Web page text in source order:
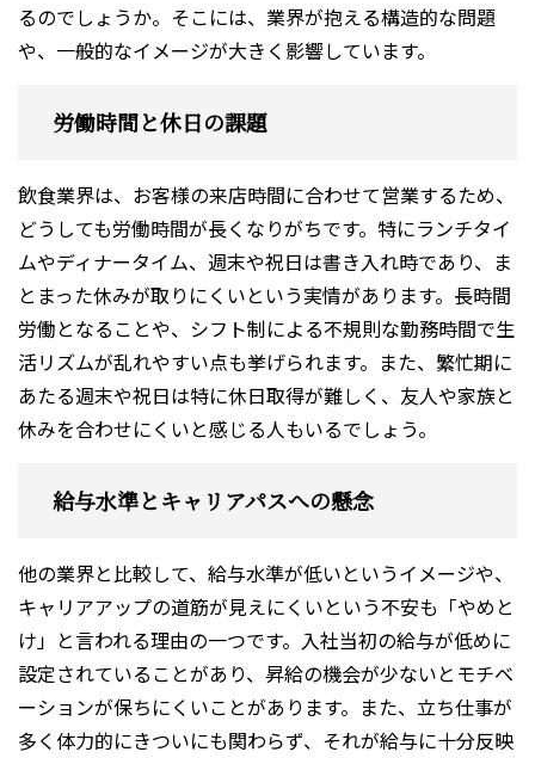
るのでしょうか。そこには、業界が抱える構造的な問題
や、一般的なイメージが大きく影響しています。
労働時間と休日の課題
飲食業界は、お客様の来店時間に合わせて営業するため、
どうしても労働時間が長くなりがちです。特にランチタイ
ムやディナータイム、週末や祝日は書き入れ時であり、ま
とまった休みが取りにくいという実情があります。長時間
労働となることや、シフト制による不規則な勤務時間で生
活リズムが乱れやすい点も挙げられます。また、繁忙期に
あたる週末や祝日は特に休日取得が難しく、友人や家族と
休みを合わせにくいと感じる人もいるでしょう。
給与水準とキャリアパスへの懸念
他の業界と比較して、給与水準が低いというイメージや、
キャリアアップの道筋が見えにくいという不安も「やめと
け」と言われる理由の一つです。入社当初の給与が低めに
設定されていることがあり、昇給の機会が少ないとモチベ
ーションが保ちにくいことがあります。また、立ち仕事が
多く体力的にきついにも関わらず、それが給与に十分反映